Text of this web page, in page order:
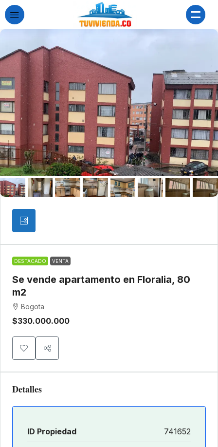
DESTACADO VENTA
Se vende apartamento en Floralia, 80
m2
Bogota
$330.000.000
Detalles
ID Propiedad 741652